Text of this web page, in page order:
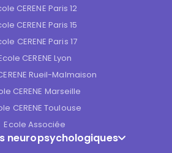
CERENE Paris 12
CERENE Paris 15
CERENE Paris 17
CERENE Lyon
Rueil-Malmaison
CERENE Marseille
CERENE Toulouse
Ecole Associée
neuropsychologiques